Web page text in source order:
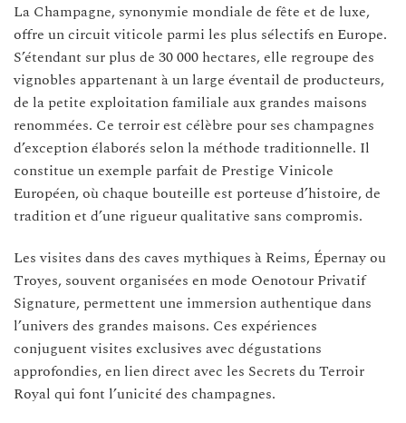
La Champagne, synonymie mondiale de fête et de luxe,
offre un circuit viticole parmi les plus sélectifs en Europe.
S’étendant sur plus de 30 000 hectares, elle regroupe des
vignobles appartenant à un large éventail de producteurs,
de la petite exploitation familiale aux grandes maisons
renommées. Ce terroir est célèbre pour ses champagnes
d’exception élaborés selon la méthode traditionnelle. Il
constitue un exemple parfait de Prestige Vinicole
Européen, où chaque bouteille est porteuse d’histoire, de
tradition et d’une rigueur qualitative sans compromis.
Les visites dans des caves mythiques à Reims, Épernay ou
Troyes, souvent organisées en mode Oenotour Privatif
Signature, permettent une immersion authentique dans
l’univers des grandes maisons. Ces expériences
conjuguent visites exclusives avec dégustations
approfondies, en lien direct avec les Secrets du Terroir
Royal qui font l’unicité des champagnes.